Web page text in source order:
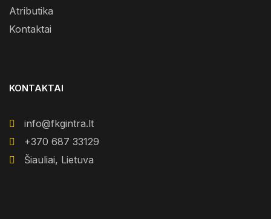
Atributika
Kontaktai
KONTAKTAI
info@fkgintra.lt
+370 687 33129
Šiauliai, Lietuva